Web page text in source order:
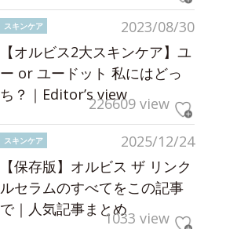
2023/08/30
スキンケア
【オルビス2大スキンケア】ユ
ー or ユードット 私にはどっ
ち？｜Editor’s view226609 view
2025/12/24
スキンケア
【保存版】オルビス ザ リンク
ルセラムのすべてをこの記事
で｜人気記事まとめ1033 view